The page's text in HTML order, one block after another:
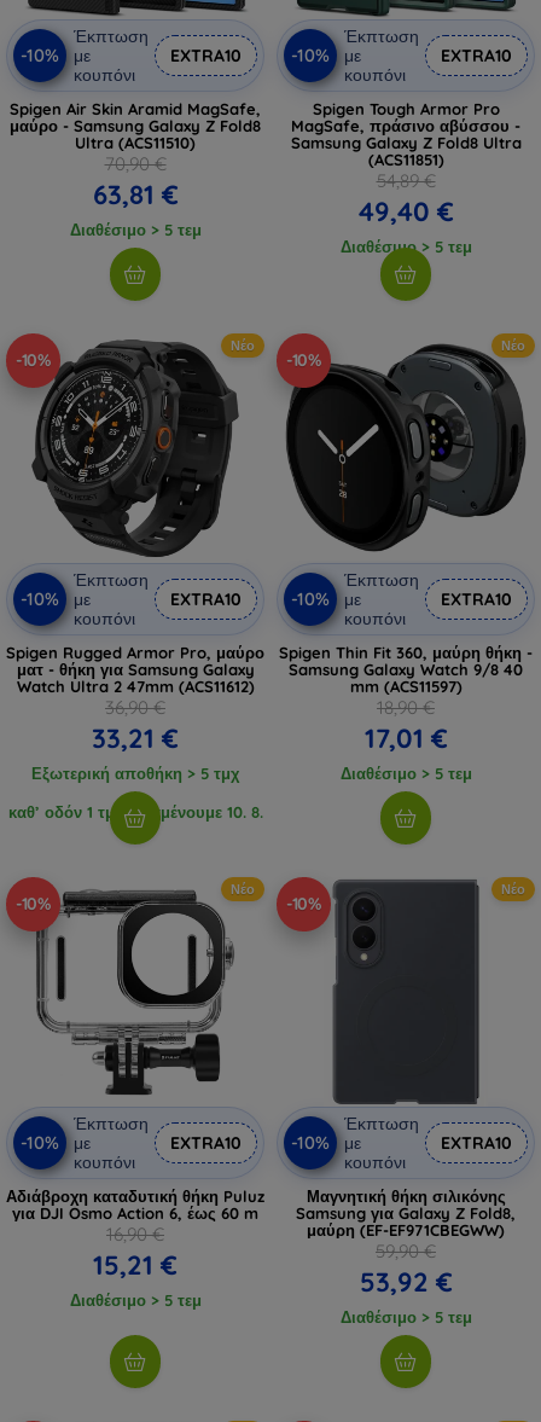
-10%
Έκπτωση
με
κουπόνι
EXTRA10
Spigen Air Skin Aramid MagSafe,
μαύρο - Samsung Galaxy Z Fold8
Ultra (ACS11510)
70,90 €
63,81 €
Διαθέσιμο > 5 τεμ
-10%
Έκπτωση
με
κουπόνι
EXTRA10
Spigen Tough Armor Pro
MagSafe, πράσινο αβύσσου -
Samsung Galaxy Z Fold8 Ultra
(ACS11851)
54,89 €
49,40 €
Διαθέσιμο > 5 τεμ
-10%
Νέο
-10%
Έκπτωση
με
κουπόνι
EXTRA10
Spigen Rugged Armor Pro, μαύρο
ματ - θήκη για Samsung Galaxy
Watch Ultra 2 47mm (ACS11612)
36,90 €
33,21 €
Εξωτερική αποθήκη > 5 τμχ
καθ’ οδόν 1 τμχ, αναμένουμε 10. 8.
2026
-10%
Νέο
-10%
Έκπτωση
με
κουπόνι
EXTRA10
Spigen Thin Fit 360, μαύρη θήκη -
Samsung Galaxy Watch 9/8 40
mm (ACS11597)
18,90 €
17,01 €
Διαθέσιμο > 5 τεμ
-10%
Νέο
-10%
Έκπτωση
με
κουπόνι
EXTRA10
Αδιάβροχη καταδυτική θήκη Puluz
για DJI Osmo Action 6, έως 60 m
16,90 €
15,21 €
Διαθέσιμο > 5 τεμ
-10%
Νέο
-10%
Έκπτωση
με
κουπόνι
EXTRA10
Μαγνητική θήκη σιλικόνης
Samsung για Galaxy Z Fold8,
μαύρη (EF-EF971CBEGWW)
59,90 €
53,92 €
Διαθέσιμο > 5 τεμ